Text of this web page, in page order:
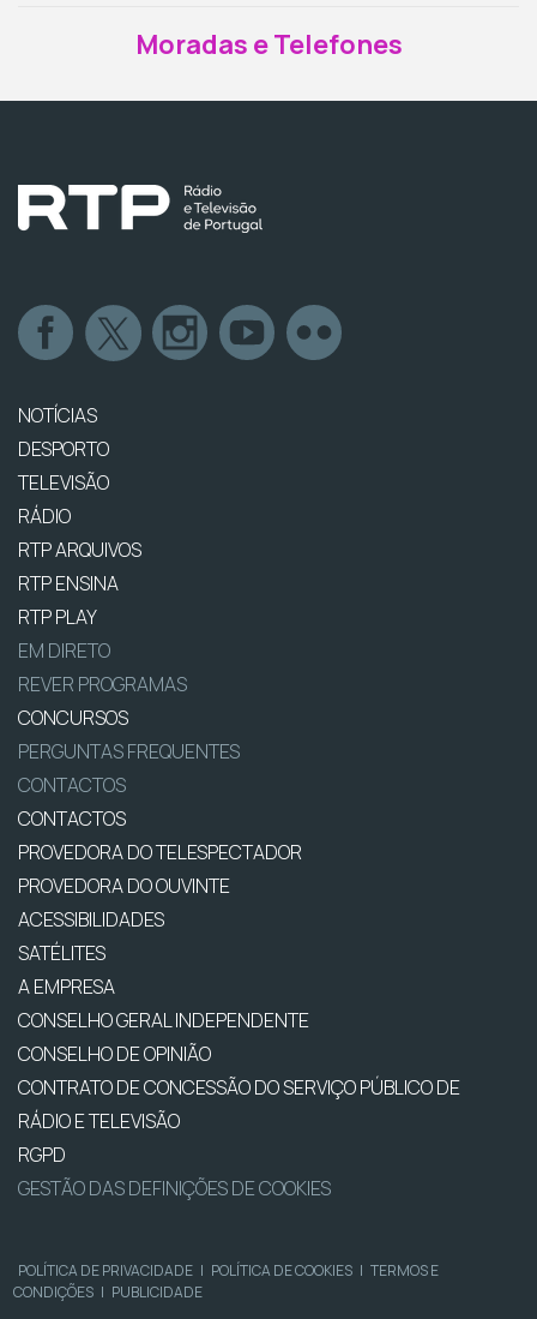
Moradas e Telefones
NOTÍCIAS
DESPORTO
TELEVISÃO
RÁDIO
RTP ARQUIVOS
RTP ENSINA
RTP PLAY
EM DIRETO
REVER PROGRAMAS
CONCURSOS
PERGUNTAS FREQUENTES
CONTACTOS
CONTACTOS
PROVEDORA DO TELESPECTADOR
PROVEDORA DO OUVINTE
ACESSIBILIDADES
SATÉLITES
A EMPRESA
CONSELHO GERAL INDEPENDENTE
CONSELHO DE OPINIÃO
CONTRATO DE CONCESSÃO DO SERVIÇO PÚBLICO DE
RÁDIO E TELEVISÃO
RGPD
GESTÃO DAS DEFINIÇÕES DE COOKIES
POLÍTICA DE PRIVACIDADE | POLÍTICA DE COOKIES | TERMOS E
CONDIÇÕES | PUBLICIDADE